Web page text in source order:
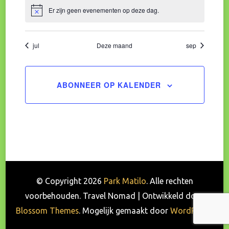
BerichtEr zijn geen evenementen op deze dag.
jul Deze maand sep
ABONNEER OP KALENDER
© Copyright 2026 Park Matilo. Alle rechten
voorbehouden. Travel Nomad | Ontwikkeld door
Blossom Themes. Mogelijk gemaakt door WordPress